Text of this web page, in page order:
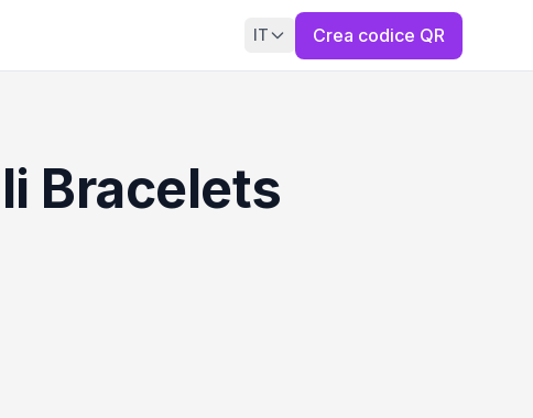
IT Crea codice QR
Bracelets